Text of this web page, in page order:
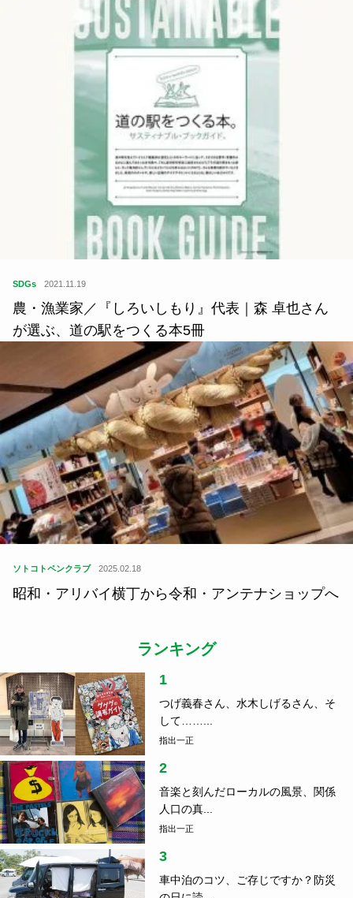
2021.11.19
農・漁業家／『しろいしもり』代表｜森 卓也さん
が選ぶ、道の駅をつくる本5冊
ソトコトペンクラブ 2025.02.18
昭和・アリバイ横丁から令和・アンテナショップへ
ランキング
つげ義春さん、水木しげるさん、そ
2
音楽と刻んだローカルの風景、関係
人口の真...
指出一正
3
車中泊のコツ、ご存じですか？防災
の日に読...
4
【アウトドア】クマの心配なく、安
心してキ...